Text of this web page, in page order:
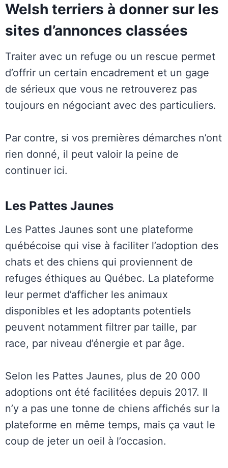
Welsh terriers à donner sur les
sites d’annonces classées
Traiter avec un refuge ou un rescue permet
d’offrir un certain encadrement et un gage
de sérieux que vous ne retrouverez pas
toujours en négociant avec des particuliers.
Par contre, si vos premières démarches n’ont
rien donné, il peut valoir la peine de
continuer ici.
Les Pattes Jaunes
Les Pattes Jaunes sont une plateforme
québécoise qui vise à faciliter l’adoption des
chats et des chiens qui proviennent de
refuges éthiques au Québec. La plateforme
leur permet d’afficher les animaux
disponibles et les adoptants potentiels
peuvent notamment filtrer par taille, par
race, par niveau d’énergie et par âge.
Selon les Pattes Jaunes, plus de 20 000
adoptions ont été facilitées depuis 2017. Il
n’y a pas une tonne de chiens affichés sur la
plateforme en même temps, mais ça vaut le
coup de jeter un oeil à l’occasion.